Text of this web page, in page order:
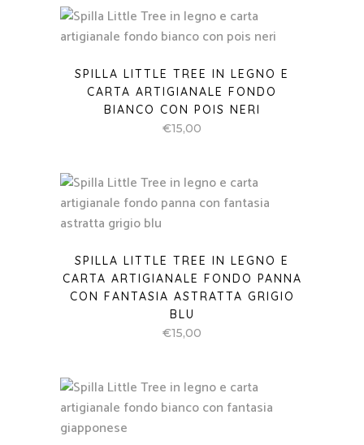
SPILLA LITTLE TREE IN LEGNO E
CARTA ARTIGIANALE FONDO
BIANCO CON POIS NERI
€15,00
SPILLA LITTLE TREE IN LEGNO E
CARTA ARTIGIANALE FONDO PANNA
CON FANTASIA ASTRATTA GRIGIO
BLU
€15,00